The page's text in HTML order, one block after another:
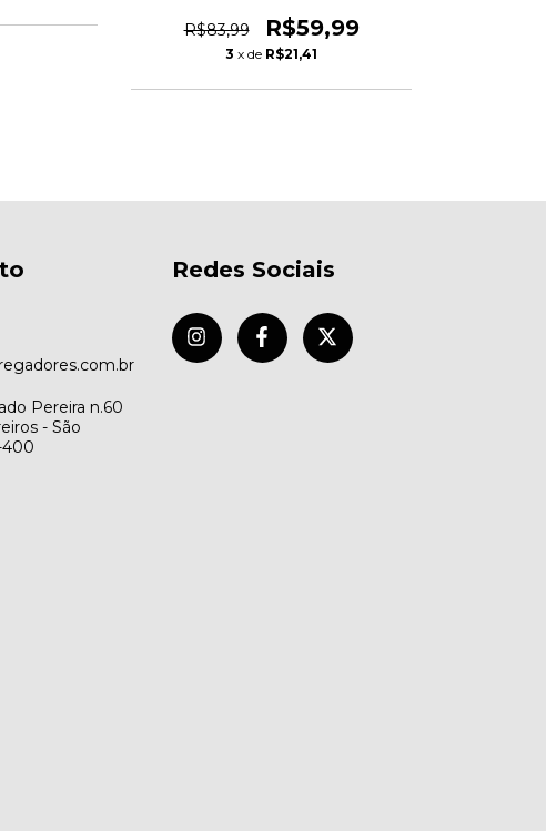
R$83,99 R$59,99
3 x de R$21,41
Pereira n.60
- São
400
Redes Sociais